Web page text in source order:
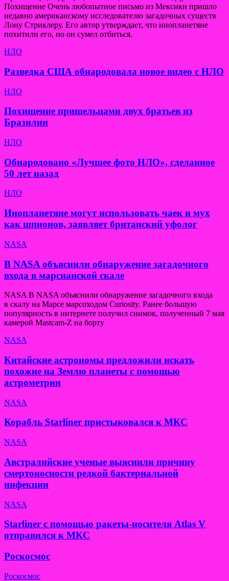
Похищение Очень любопытное письмо из Мексики пришло
недавно американскому исследователю загадочных существ
Лону Стриклеру. Его автор утверждает, что инопланетяне
похитили его, но он сумел отбиться.
НЛО
Разведка США обнародовала новое видео с НЛО
НЛО
Похищение пришельцами двух братьев из
Бразилии
НЛО
Обнародовано «Лучшее фото НЛО», сделанное
50 лет назад
НЛО
Инопланетяне могут использовать чаек и мух
как шпионов, заявляет британский уфолог
NASA
В NASA объяснили обнаружение загадочного
входа в марсианской скале
NASA В NASA объяснили обнаружение загадочного входа
в скалу на Марсе марсоходом Curiosity. Ранее большую
популярность в интернете получил снимок, полученный 7 мая
камерой Mastcam-Z на борту
NASA
Китайские астрономы предложили искать
похожие на Землю планеты с помощью
астрометрии
NASA
Корабль Starliner пристыковался к МКС
NASA
Австралийские ученые выяснили причину
смертоносности редкой бактериальной
инфекции
NASA
Starliner с помощью ракеты-носителя Atlas V
отправился к МКС
Роскосмос
Роскосмос